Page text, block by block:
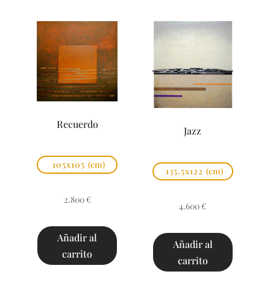
Recuerdo
105x105 (cm)
2.800 €
Añadir al
carrito
Jazz
135,5x122 (cm)
4.600 €
Añadir al
carrito